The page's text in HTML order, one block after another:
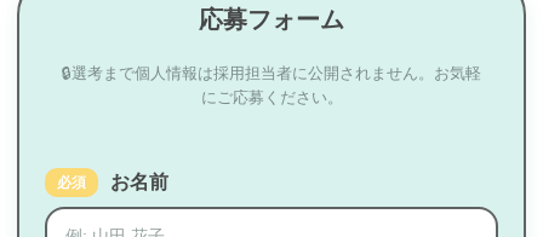
応募フォーム
🔒選考まで個人情報は採用担当者に公開されません。お気軽
にご応募ください。
必須 お名前